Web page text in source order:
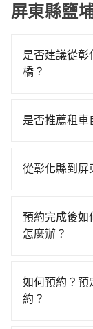
屏東縣鹽
是否建議從
橋？
貴、費時，且
送。假設從彰
鐘，再乘坐
往左營高鐵站
的地。全程加
行，高鐵加轉
是否推薦租車
時不需要閉目
$115~205承
縣（員林市）
時40元路邊停
能的罰單都需
從彰化縣到屏
灣大車隊、
慮打電話至附
可省高達
叫車，那要注
預約完成後如
怎麼辦？
派車。在出發
訊提供司機的
如何預約？預
約？